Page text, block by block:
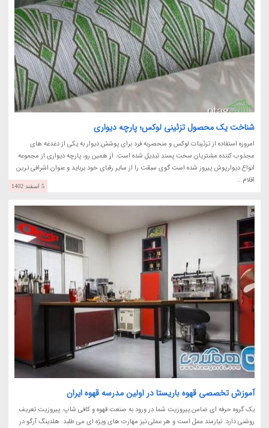
شناخت یک محصول تزئینی لوکس؛ پارچه دیواری
امروزه استفاده از تزئینات لوکس و منحصربه فرد برای پوشش دیوار به یکی از دغدغه های
مجذوب کننده مشتریان سخت پسند تبدیل شده است. از همین رو، پارچه دیواری از مجموعه
انواع دیوارپوش پیروز شده است گوی سبقت را از سایر رقبای خود برباید و عنوان اشرافی ترین
اقلام...
5 اسفند 1402
آموزش تخصصی قهوه باریستا در اولین مدرسه قهوه ایران
یک گروه حرفه ای ضامن پیروزیت شما در ورود به صنعت قهوه و کافی شاپ. پیروزیت تعریف
روشنی دارد. نیازمند عمل است و هر عملی نیز مهارت های ویژه ای می طلبد. هلدینگ آرگو در